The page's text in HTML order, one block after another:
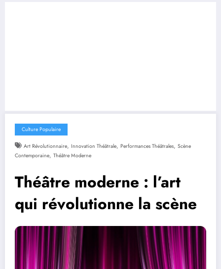
Culture Populaire
Art Révolutionnaire, Innovation Théâtrale, Performances Théâtrales, Scène
Contemporaine, Théâtre Moderne
Théâtre moderne : l’art
qui révolutionne la scène